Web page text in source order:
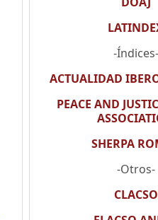
-Índices-
ACTUALIDAD
PEACE AND
SHERPA
-Otros-
CLACSO